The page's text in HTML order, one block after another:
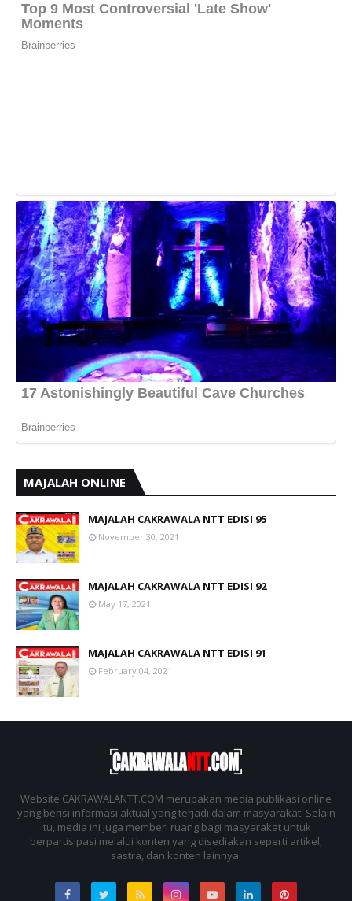
MAJALAH ONLINE
MAJALAH CAKRAWALA NTT EDISI 95
November 30, 2021
MAJALAH CAKRAWALA NTT EDISI 92
May 17, 2021
MAJALAH CAKRAWALA NTT EDISI 91
February 04, 2021
Website CAKRAWALANTT.COM merupakan media publikasi online
yang berisi informasi aktual yang terjadi dalam masyarakat. Selain
itu, media ini juga memberi ruang bagi masyarakat untuk
berpartisipasi melalui konten yang disediakan seperti artikel,
sastra, dan konten lainnya.